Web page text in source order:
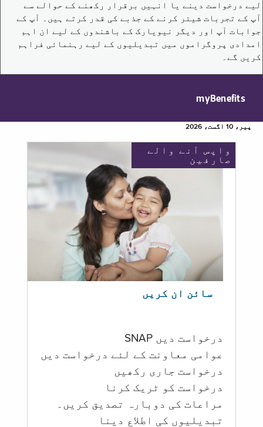
لیے درخواست دینے یا انہیں برقرار رکھنے کے حوالے سے
آپ کے تجربات شیئر کرنے کے جذبے کی قدر کرتے ہیں۔ آپ کے
جوابات آپ اور دیگر نیویارک کے باشندوں کے لیے ان اہم
امدادی پروگراموں میں تبدیلیوں کے لیے رہنمائی فراہم
کریں گے۔
myBenefits
پیر، 10 اگست، 2026
واپس آنے والے
صارفین
سائن ان کریں
درخواست دیں SNAP
عوامی معاونت کے لئے درخواست دیں
درخواست جاری رکھیں
درخواست کو ٹریک کرنا
مراعات کی دوبارہ تصدیق کریں۔
تبدیلیوں کی اطلاع دینا